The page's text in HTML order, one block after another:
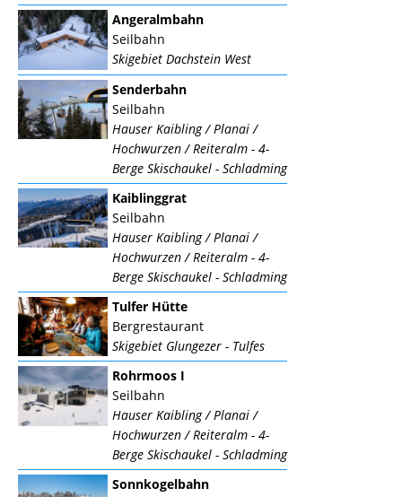
Angeralmbahn
Seilbahn
Skigebiet Dachstein West
Senderbahn
Seilbahn
Hauser Kaibling / Planai /
Hochwurzen / Reiteralm - 4-
Berge Skischaukel - Schladming
Kaiblinggrat
Seilbahn
Hauser Kaibling / Planai /
Hochwurzen / Reiteralm - 4-
Berge Skischaukel - Schladming
Tulfer Hütte
Bergrestaurant
Skigebiet Glungezer - Tulfes
Rohrmoos I
Seilbahn
Hauser Kaibling / Planai /
Hochwurzen / Reiteralm - 4-
Berge Skischaukel - Schladming
Sonnkogelbahn